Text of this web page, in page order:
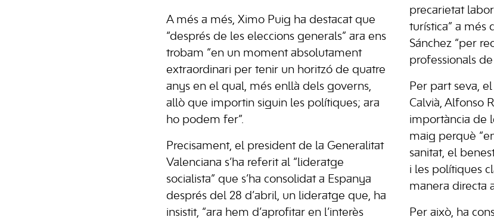
A més a més, Ximo Puig ha destacat que
“després de les eleccions generals” ara ens
trobam “en un moment absolutament
extraordinari per tenir un horitzó de quatre
anys en el qual, més enllà dels governs,
allò que importin siguin les polítiques; ara
ho podem fer”.
Precisament, el president de la Generalitat
Valenciana s’ha referit al “lideratge
socialista” que s’ha consolidat a Espanya
després del 28 d’abril, un lideratge que, ha
insistit, “ara hem d’aprofitar en l’interès
precarietat
turística” a més
Sánchez “per
professionals
Per part seva,
Calvià, Alfonso
importància de
maig perquè
sanitat, el
i les polítiques
manera directa
Per això, ha